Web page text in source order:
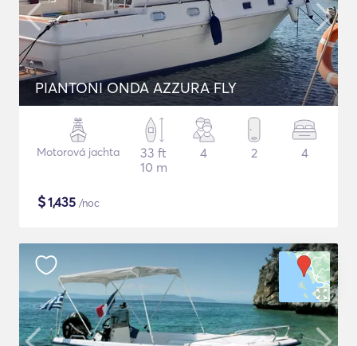
PIANTONI ONDA AZZURA FLY
Motorová jachta
33 ft
10 m
4 2 4
$1,435 /noc